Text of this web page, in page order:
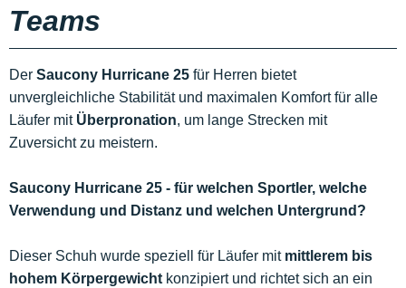
Teams
Der Saucony Hurricane 25 für Herren bietet
unvergleichliche Stabilität und maximalen Komfort für alle
Läufer mit Überpronation, um lange Strecken mit
Zuversicht zu meistern.
Saucony Hurricane 25 - für welchen Sportler, welche
Verwendung und Distanz und welchen Untergrund?
Dieser Schuh wurde speziell für Läufer mit mittlerem bis
hohem Körpergewicht konzipiert und richtet sich an ein